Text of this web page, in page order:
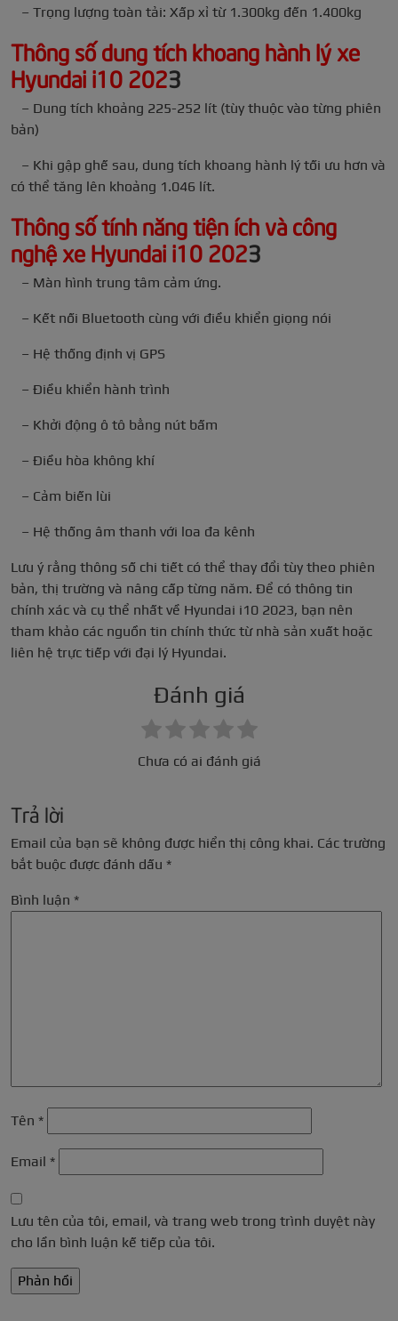
– Trọng lượng toàn tải: Xấp xỉ từ 1.300kg đến 1.400kg
Thông số dung tích khoang hành lý xe
Hyundai i10 2023
– Dung tích khoảng 225-252 lít (tùy thuộc vào từng phiên
bản)
– Khi gập ghế sau, dung tích khoang hành lý tối ưu hơn và
có thể tăng lên khoảng 1.046 lít.
Thông số tính năng tiện ích và công
nghệ xe Hyundai i10 2023
– Màn hình trung tâm cảm ứng.
– Kết nối Bluetooth cùng với điều khiển giọng nói
– Hệ thống định vị GPS
– Điều khiển hành trình
– Khởi động ô tô bằng nút bấm
– Điều hòa không khí
– Cảm biến lùi
– Hệ thống âm thanh với loa đa kênh
Lưu ý rằng thông số chi tiết có thể thay đổi tùy theo phiên
bản, thị trường và nâng cấp từng năm. Để có thông tin
chính xác và cụ thể nhất về Hyundai i10 2023, bạn nên
tham khảo các nguồn tin chính thức từ nhà sản xuất hoặc
liên hệ trực tiếp với đại lý Hyundai.
Đánh giá
Chưa có ai đánh giá
Trả lời
Email của bạn sẽ không được hiển thị công khai. Các trường
bắt buộc được đánh dấu *
Bình luận *
Tên *
Email *
Lưu tên của tôi, email, và trang web trong trình duyệt này
cho lần bình luận kế tiếp của tôi.